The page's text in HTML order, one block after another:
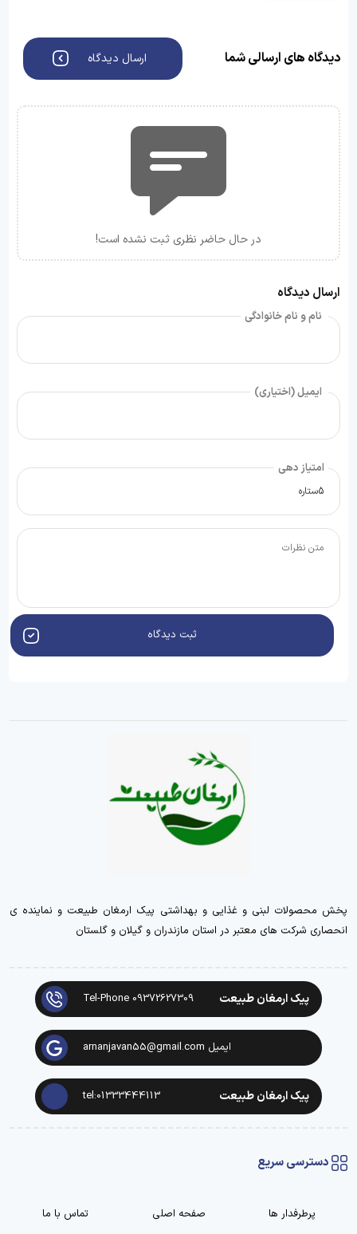
دیدگاه های ارسالی شما ارسال دیدگاه
در حال حاضر نظری ثبت نشده است!
ارسال دیدگاه
نام و نام خانوادگی
ایمیل (اختیاری)
امتیاز دهی
ثبت دیدگاه
پخش محصولات لبنی و غذایی و بهداشتی پیک ارمغان طبیعت و نماینده ی
انحصاری شرکت های معتبر در استان مازندران و گیلان و گلستان
پیک ارمغان طبیعت Tel-Phone 09372627309
ایمیل arnanjavan55@gmail.com
پیک ارمغان طبیعت tel:01333444113
دسترسی سریع
پرطرفدار ها صفحه اصلی
تماس با ما